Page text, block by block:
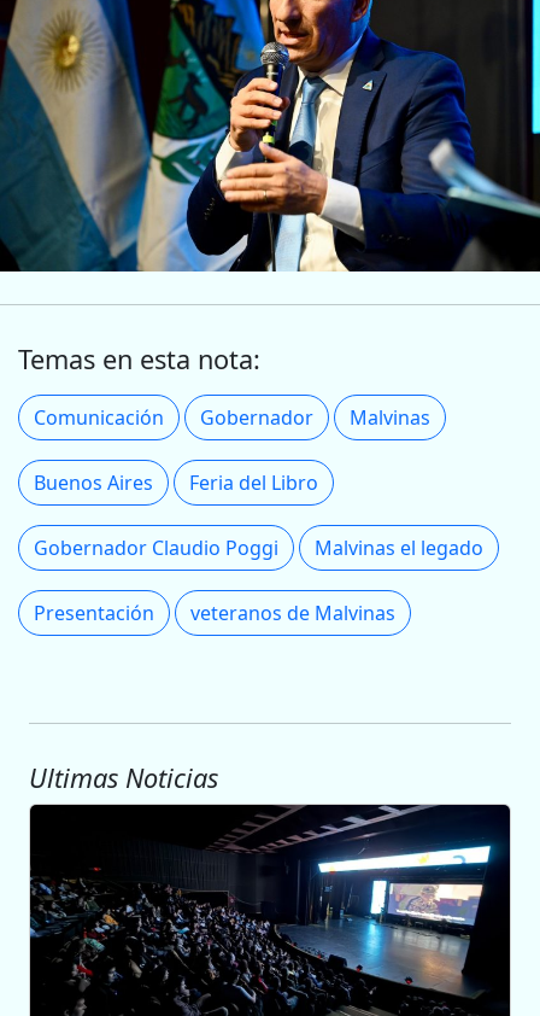
Temas en esta nota:
Comunicación Gobernador Malvinas
Buenos Aires Feria del Libro
Gobernador Claudio Poggi Malvinas el legado
Presentación veteranos de Malvinas
Ultimas Noticias